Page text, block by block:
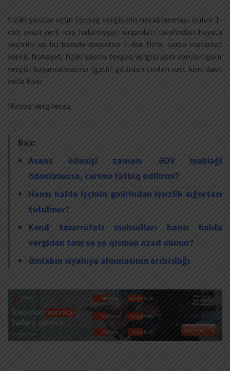
Fiziki şəxslər üçün torpaq vergisinin hesablanması iyulun 1-
dən əvvəl yerli icra hakimiyyəti orqanları tərəfindən həyata
keçirilir və bu barədə avqustun 1-dək fiziki şəxsə məlumat
verilir. Nəhayət, fiziki şəxsin torpaq vergisi üzrə xərcləri gəlir
vergisi bəyannaməsinə (gəlir) gəlirdən çıxılan xərc kimi daxil
edilə bilər.
Mənbə: vergiler.az
Bax:
Avans ödənişi zamanı ƏDV məbləği
ödənilməzsə, cərimə tətbiq edilirmi?
Hansı halda işçinin gəlirindən işsizlik sığortası
tutulmur?
Kənd təsərrüfatı məhsulları hansı halda
vergidən tam və ya qismən azad olunur?
Əmlakın siyahıya alınmasının ardıcıllığı